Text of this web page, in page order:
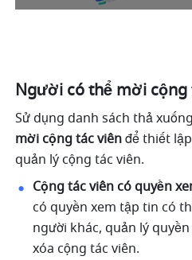
Người có thể mời cộng
Sử dụng danh sách thả
mời cộng tác viên để thiết
quản lý cộng tác viên.
Cộng tác viên có quyền
có quyền xem tập tin có
người khác, quản lý
xóa cộng tác viên.